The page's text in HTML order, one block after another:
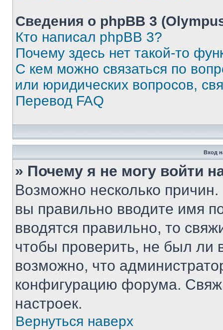
Сведения о phpBB 3
Кто написал phpBB 3?
Почему здесь нет такой-то
С кем можно связаться по
или юридических вопросов,
Перевод FAQ
Вход
» Почему я не могу войти
Возможно несколько
вы правильно вводите имя
вводятся правильно, то
чтобы проверить, не был ли
возможно, что
конфигурацию форума.
настроек.
Вернуться наверх